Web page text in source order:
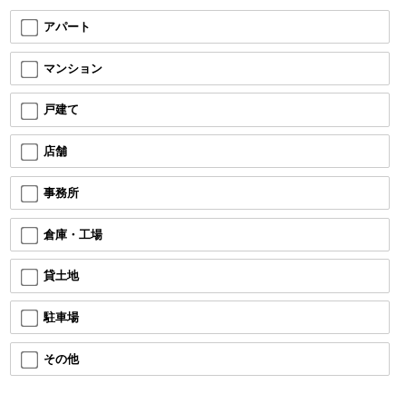
アパート
マンション
戸建て
店舗
事務所
倉庫・工場
貸土地
駐車場
その他